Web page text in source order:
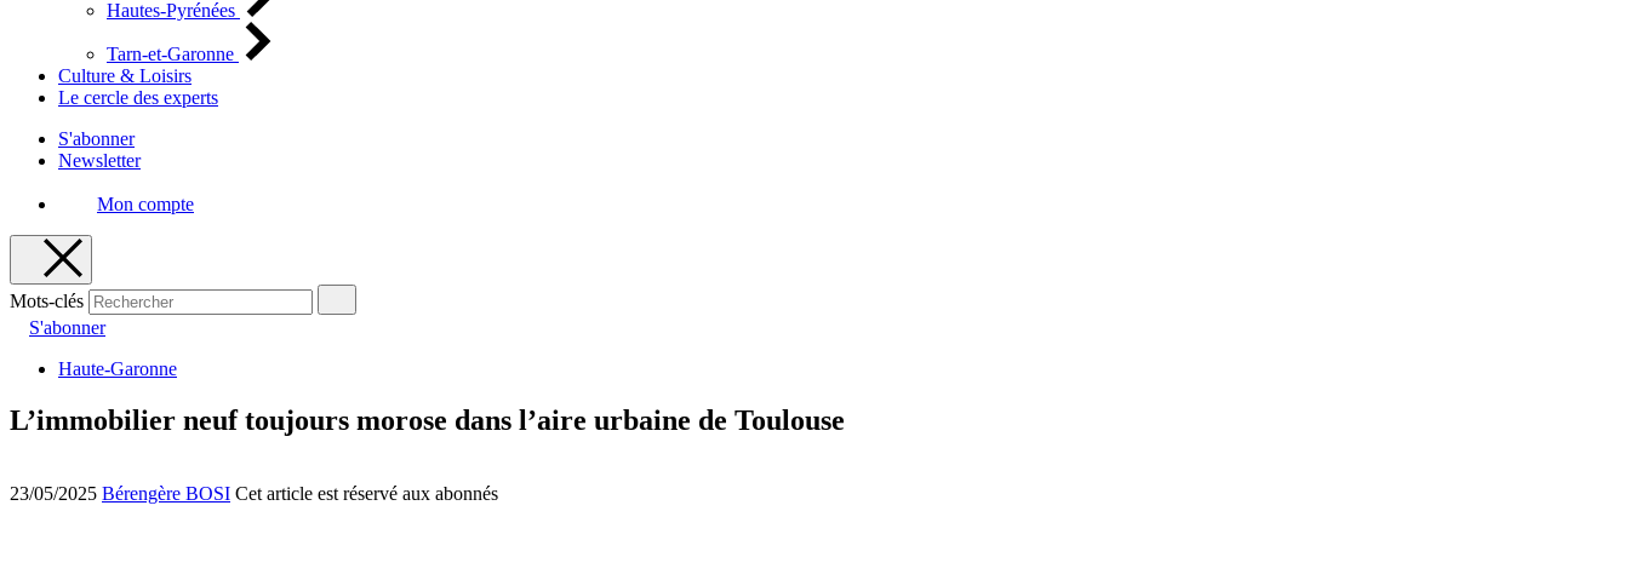
Hautes-Pyrénées
Tarn-et-Garonne
Culture & Loisirs
Le cercle des experts
S'abonner
Newsletter
Mon compte
Mots-clés
S'abonner
Haute-Garonne
L’immobilier neuf toujours morose dans l’aire urbaine de Toulouse
23/05/2025 Bérengère BOSI Cet article est réservé aux abonnés